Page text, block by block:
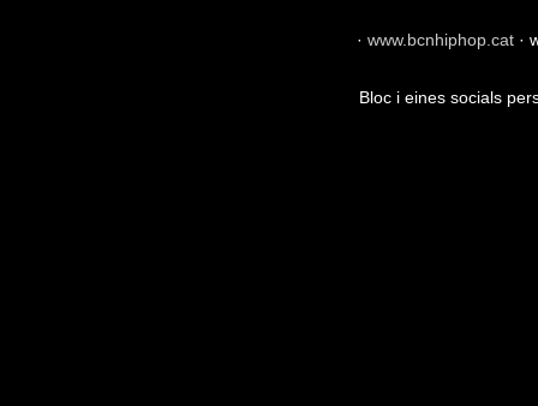
· www.bcnhiphop.cat ·
Bloc i eines socials